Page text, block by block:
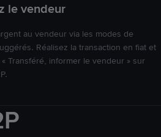
le vendeur
au vendeur via les modes de
Réalisez la transaction en fiat et
Transféré, informer le vendeur » sur